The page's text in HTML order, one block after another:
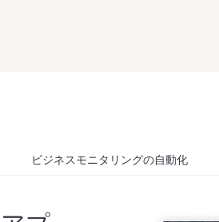
ビジネスモニタリングの自動化